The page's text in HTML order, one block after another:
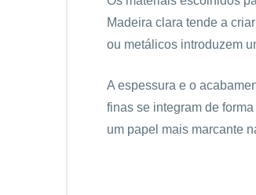
Madeira clara tende a
ou metálicos introduzem
A espessura e o
finas se integram de
um papel mais marcante